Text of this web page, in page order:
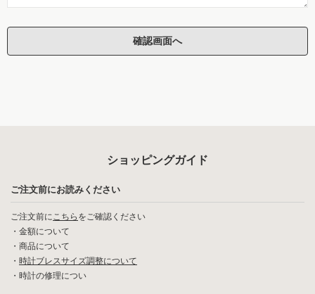
ショッピングガイド
ご注文前にお読みください
ご注文前にこちら をご確認ください
・ 金額について
・ 商品について
・ 時計ブレスサイズ調整について
・ 時計の修理につい